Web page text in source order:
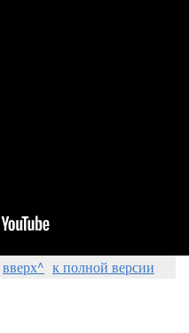
вверх^ к полной версии